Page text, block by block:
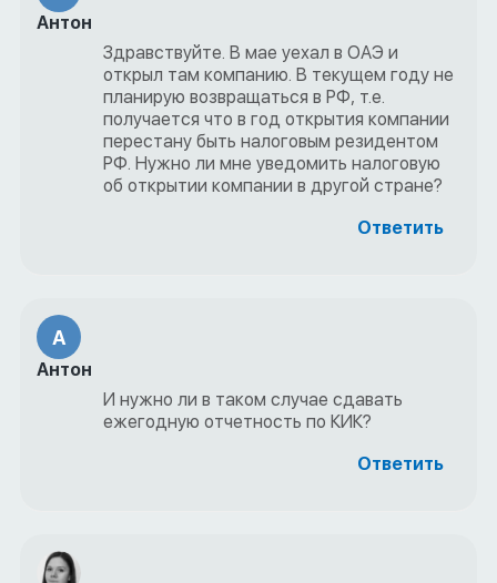
Антон
Здравствуйте. В мае уехал в ОАЭ и
открыл там компанию. В текущем году не
планирую возвращаться в РФ, т.е.
получается что в год открытия компании
перестану быть налоговым резидентом
РФ. Нужно ли мне уведомить налоговую
об открытии компании в другой стране?
Ответить
А
Антон
И нужно ли в таком случае сдавать
ежегодную отчетность по КИК?
Ответить